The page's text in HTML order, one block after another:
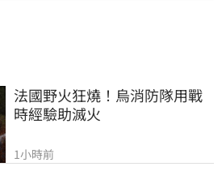
法國野火狂燒！烏消防隊用戰
時經驗助滅火
1小時前